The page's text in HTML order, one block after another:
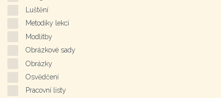
Luštění
Metodiky lekcí
Modlitby
Obrázkové sady
Obrázky
Osvědčení
Pracovní listy